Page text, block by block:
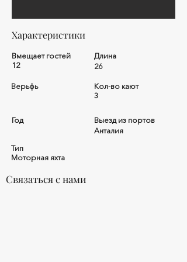
Характеристики
Вмещает гостей
12
Верьфь
Длина
26
Кол-во кают
3
Год
Выезд из портов
Анталия
Тип
Моторная яхта
Связаться с нами